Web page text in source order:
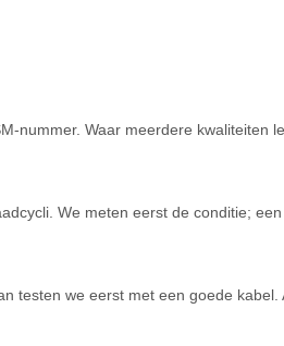
nummer. Waar meerdere kwaliteiten
We meten eerst de conditie;
testen we eerst met een goede kabel.